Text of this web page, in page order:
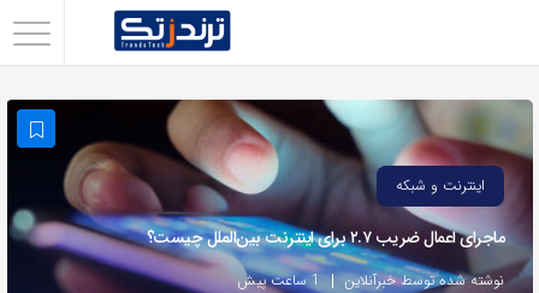
با
استفاده
روش‌های
زیر
اینترنت و شبکه
ماجرای اعمال ضریب ۲.۷ برای اینترنت بین‌الملل چیست؟
نوشته شده توسط خبرآنلاین 1 ساعت پیش